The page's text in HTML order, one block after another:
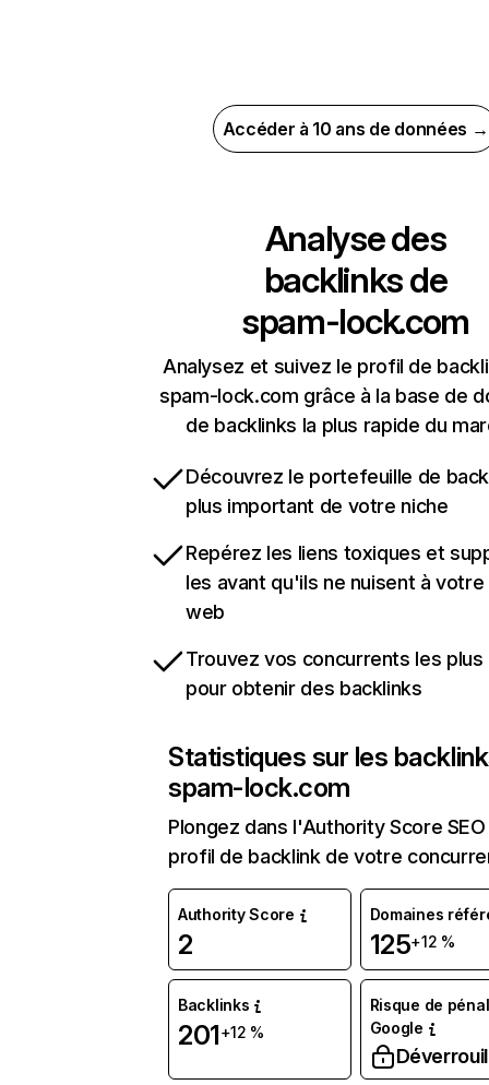
Accéder à 10 ans de données →
Analyse des
backlinks de
spam-lock.com
Analysez et suivez le profil de
spam-lock.com grâce à la base de
de backlinks la plus rapide du
Découvrez le portefeuille de
plus important de votre niche
Repérez les liens toxiques et
les avant qu'ils ne nuisent à
web
Trouvez vos concurrents les
pour obtenir des backlinks
Statistiques sur les
spam-lock.com
Plongez dans l'Authority Score
profil de backlink de votre
Authority Score
2
Domaines
125+12 %
Backlinks
201+12 %
Risque de
Google